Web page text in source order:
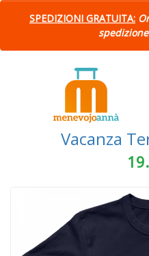
SPEDIZIONI GRATUITA:
Vacanza